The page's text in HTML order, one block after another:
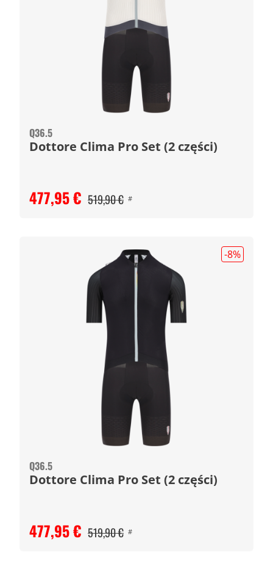
Q36.5
Dottore Clima Pro Set (2 części)
477,95 € 519,90 € #
-8%
Q36.5
Dottore Clima Pro Set (2 części)
477,95 € 519,90 € #